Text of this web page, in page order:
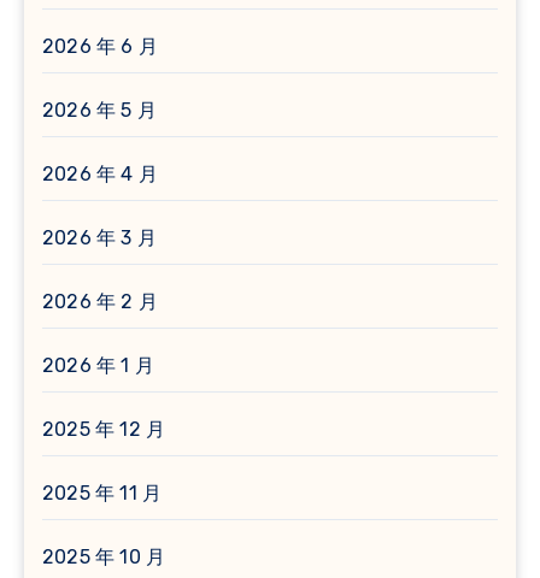
2026 年 6 月
2026 年 5 月
2026 年 4 月
2026 年 3 月
2026 年 2 月
2026 年 1 月
2025 年 12 月
2025 年 11 月
2025 年 10 月